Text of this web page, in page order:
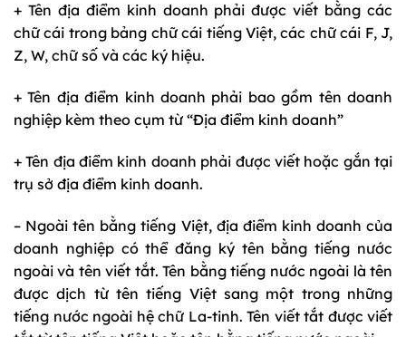
+ Tên địa điểm kinh doanh phải được viết bằng các
chữ cái trong bảng chữ cái tiếng Việt, các chữ cái F, J,
Z, W, chữ số và các ký hiệu.
+ Tên địa điểm kinh doanh phải bao gồm tên doanh
nghiệp kèm theo cụm từ “Địa điểm kinh doanh”
+ Tên địa điểm kinh doanh phải được viết hoặc gắn tại
trụ sở địa điểm kinh doanh.
– Ngoài tên bằng tiếng Việt, địa điểm kinh doanh của
doanh nghiệp có thể đăng ký tên bằng tiếng nước
ngoài và tên viết tắt. Tên bằng tiếng nước ngoài là tên
được dịch từ tên tiếng Việt sang một trong những
tiếng nước ngoài hệ chữ La-tinh. Tên viết tắt được viết